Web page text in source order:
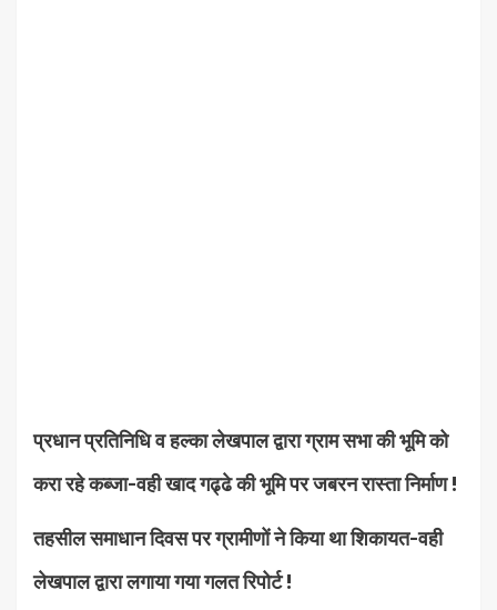
प्रधान प्रतिनिधि व हल्का लेखपाल द्वारा ग्राम सभा की भूमि को
करा रहे कब्जा-वही खाद गढ्ढे की भूमि पर जबरन रास्ता निर्माण !
तहसील समाधान दिवस पर ग्रामीणों ने किया था शिकायत-वही
लेखपाल द्वारा लगाया गया गलत रिपोर्ट !